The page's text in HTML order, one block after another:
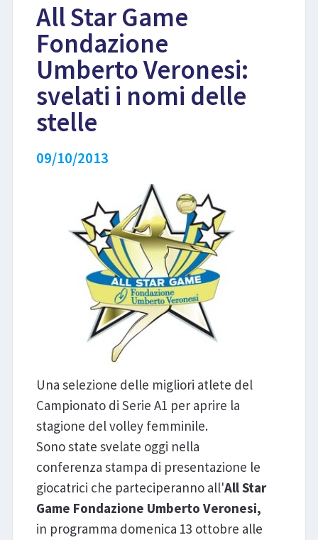
EVENTI
LIBRI
All Star Game
Fondazione
Umberto Veronesi:
svelati i nomi delle
stelle
09/10/2013
Una selezione delle migliori atlete del
Campionato di Serie A1 per aprire la
stagione del volley femminile.
Sono state svelate oggi nella
conferenza stampa di presentazione le
giocatrici che parteciperanno all'All Star
Game Fondazione Umberto Veronesi,
in programma domenica 13 ottobre alle